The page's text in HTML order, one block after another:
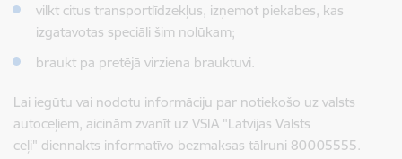
vilkt citus transportlīdzekļus, izņemot piekabes, kas
izgatavotas speciāli šim nolūkam;
braukt pa pretējā virziena brauktuvi.
Lai iegūtu vai nodotu informāciju par notiekošo uz valsts
autoceļiem, aicinām zvanīt uz VSIA "Latvijas Valsts
ceļi" diennakts informatīvo bezmaksas tālruni 80005555.